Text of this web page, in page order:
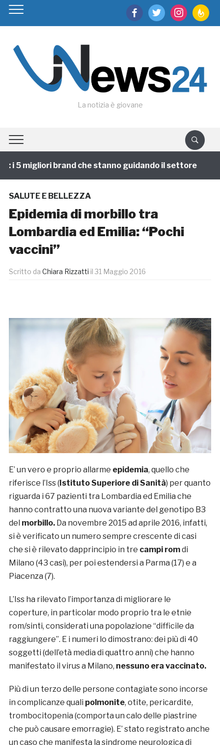
facebooktwitter instagram
La notizia è giovane
5 migliori brand che stanno guidando il settore
SALUTE E BELLEZZA
Epidemia di morbillo tra
Lombardia ed Emilia: “Pochi
vaccini”
Scritto da Chiara Rizzatti il 31 Maggio 2016
E’ un vero e proprio allarme epidemia, quello che
riferisce l’Iss (Istituto Superiore di Sanità) per quanto
riguarda i 67 pazienti tra Lombardia ed Emilia che
hanno contratto una nuova variante del genotipo B3
del morbillo. Da novembre 2015 ad aprile 2016, infatti,
si è verificato un numero sempre crescente di casi
che si è rilevato dapprincipio in tre campi romdi
Milano (43 casi), per poi estendersi a Parma (17) e a
Piacenza (7).
L’Iss ha rilevato l’importanza di migliorare le
coperture, in particolar modo proprio tra le etnie
rom/sinti, considerati una popolazione “difficile da
raggiungere”. E i numeri lo dimostrano: dei più di 40
soggetti (dell’età media di quattro anni) che hanno
manifestato il virus a Milano, nessuno era vaccinato.
Più di un terzo delle persone contagiate sono incorse
in complicanze quali polmonite, otite, pericardite,
trombocitopenia (comporta un calo delle piastrine
che può causare emorragie). E’ stato registrato anche
un caso che manifesta la sindrome neurologica di